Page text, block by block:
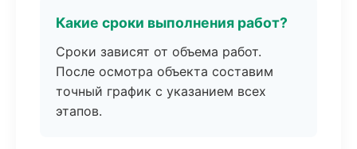
Какие сроки выполнения работ?
Сроки зависят от объема работ.
После осмотра объекта составим
точный график с указанием всех
этапов.